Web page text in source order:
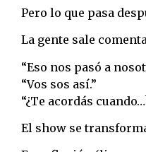
Pero lo que pasa
La gente sale
“Eso nos pasó a
“Vos sos así.”
“¿Te acordás
El show se